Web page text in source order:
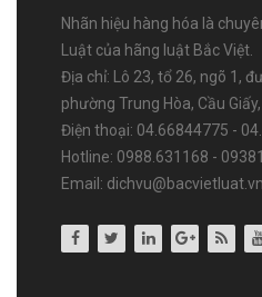
Nhãn hiệu hàng hóa là
Luật của hãng luật Bắc Việt.
Địa chỉ: Lô 23, tổ 26, ngõ 1,
phường Trung Hòa, Cầu Giấy,
Điện thoại: 04.66844775 -
Hotline: 0988.631168 -
Email: dichvu@bacvietluat.vn